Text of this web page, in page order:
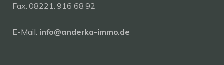
Fax: 08221. 916 68 92
E-Mail: info@anderka-immo.de